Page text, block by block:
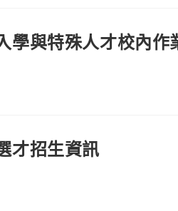
學與特殊人才校內
才招生資訊